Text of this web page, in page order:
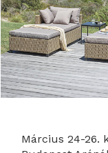
Március 24-26.